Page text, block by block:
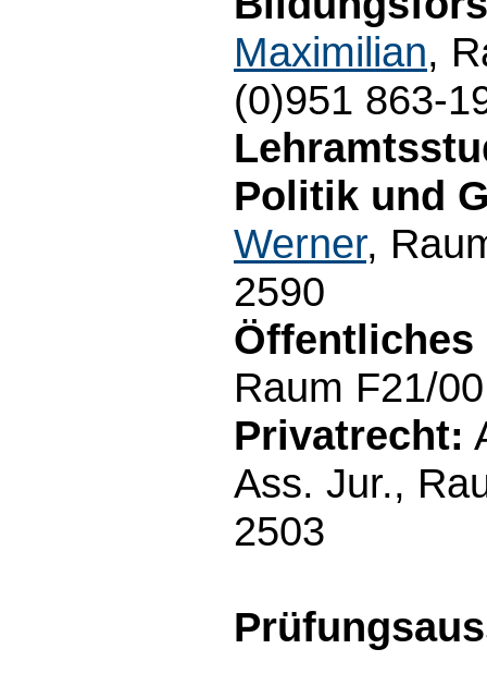
Maximilian,
(0)951 863-
Politik und
Werner,
2590
Öffentliches
Raum F21/
Privatrecht:
Ass. Jur.,
2503